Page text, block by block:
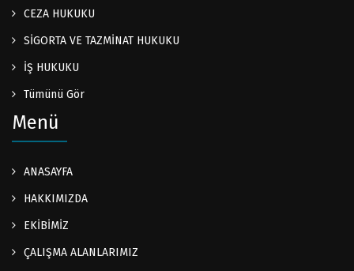
CEZA HUKUKU
SİGORTA VE TAZMİNAT HUKUKU
İŞ HUKUKU
Tümünü Gör
Menü
ANASAYFA
HAKKIMIZDA
EKİBİMİZ
ÇALIŞMA ALANLARIMIZ